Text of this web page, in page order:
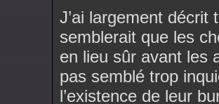
J’ai largement
semblerait que les
en lieu sûr avant les
pas semblé trop
l’existence de leur